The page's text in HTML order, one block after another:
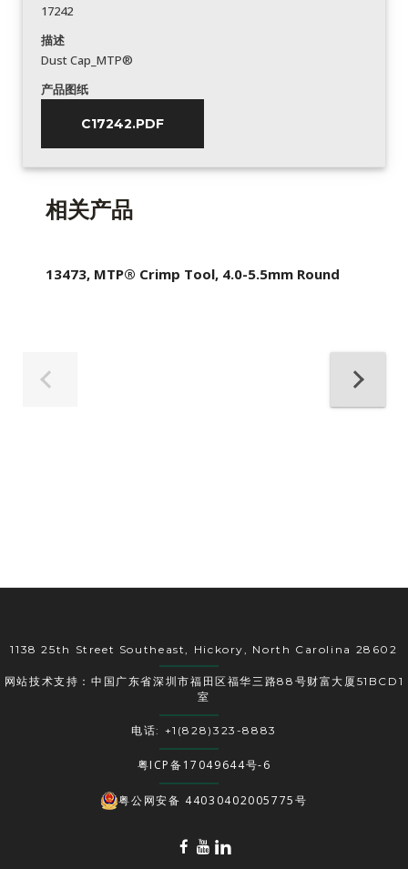
17242
描述
Dust Cap_MTP®
产品图纸
C17242.PDF
相关产品
13473, MTP® Crimp Tool, 4.0-5.5mm Round
1138 25th Street Southeast, Hickory, North Carolina 28602
网站技术支持：中国广东省深圳市福田区福华三路88号财富大厦51BCD1
室
电话: +1(828)323-8883
粤ICP备17049644号-6
粤公网安备 44030402005775号